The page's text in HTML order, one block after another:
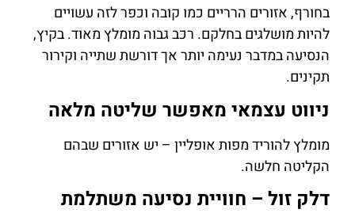
בחורף, אזורים הרריים כמו קובה וכפר לזה עשויים
להיות מושלגים בחלקם. רכב גבוה מומלץ מאוד. בקיץ,
הנסיעה במדבר נעימה יותר אך דורשת שתייה וקירור
תקינים.
ניווט עצמאי מאפשר שליטה מלאה
מומלץ להוריד מפות אופליין – יש אזורים שבהם
הקליטה חלשה.
דלק זול – חוויית נסיעה משתלמת